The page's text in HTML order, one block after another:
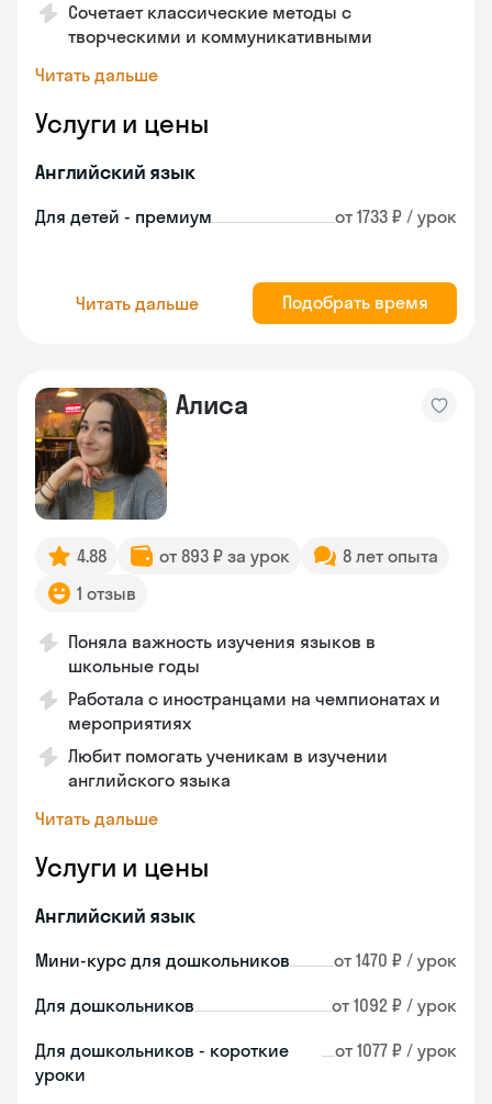
Сочетает классические методы с
творческими и коммуникативными
Читать дальше
Услуги и цены
Английский язык
Для детей - премиум от 1733 ₽ / урок
Читать дальше Подобрать время
Алиса
4.88 от 893 ₽ за урок
8 лет опыта
1 отзыв
Поняла важность изучения языков в
школьные годы
Работала с иностранцами на чемпионатах и
мероприятиях
Любит помогать ученикам в изучении
английского языка
Читать дальше
Услуги и цены
Английский язык
Мини-курс для дошкольников от 1470 ₽ / урок
Для дошкольников от 1092 ₽ / урок
Для дошкольников - короткие
уроки
от 1077 ₽ / урок